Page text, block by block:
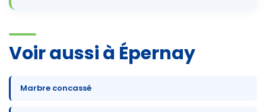
Voir aussi à Épernay
Marbre concassé